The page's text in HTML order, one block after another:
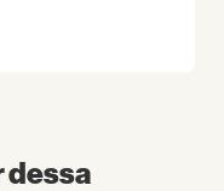
dessa